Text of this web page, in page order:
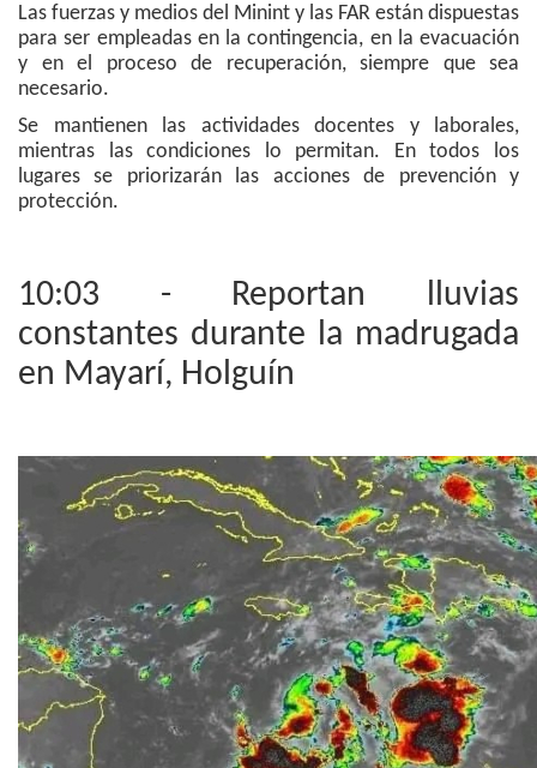
Las fuerzas y medios del Minint y las FAR están dispuestas
para ser empleadas en la contingencia, en la evacuación
y en el proceso de recuperación, siempre que sea
necesario.
Se mantienen las actividades docentes y laborales,
mientras las condiciones lo permitan. En todos los
lugares se priorizarán las acciones de prevención y
protección.
10:03 - Reportan lluvias
constantes durante la madrugada
en Mayarí, Holguín